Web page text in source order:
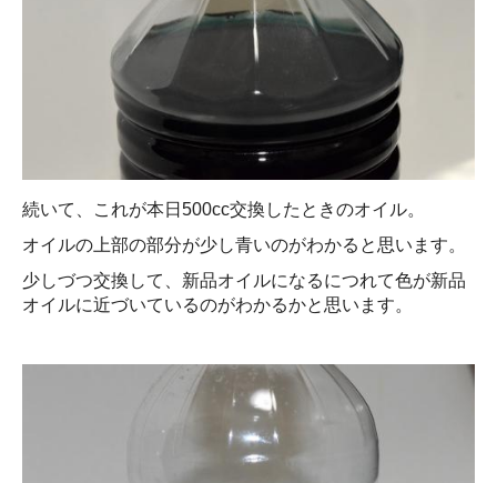
続いて、これが本日500cc交換したときのオイル。
オイルの上部の部分が少し青いのがわかると思います。
少しづつ交換して、新品オイルになるにつれて色が新品
オイルに近づいているのがわかるかと思います。